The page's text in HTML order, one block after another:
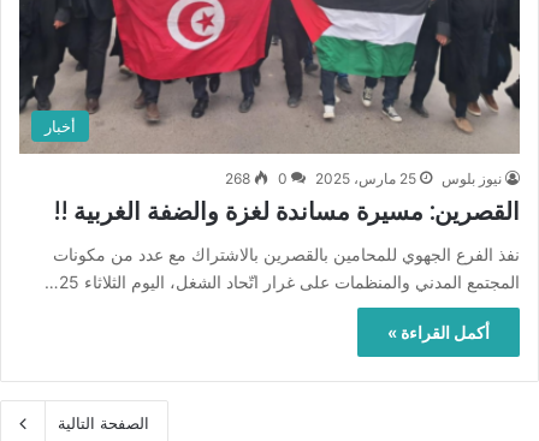
أخبار
نيوز بلوس 25 مارس، 2025 0
268
القصرين: مسيرة مساندة لغزة والضفة الغربية !!
نفذ الفرع الجهوي للمحامين بالقصرين بالاشتراك مع عدد من مكونات
المجتمع المدني والمنظمات على غرار اتّحاد الشغل، اليوم الثلاثاء 25…
أكمل القراءة »
الصفحة التالية